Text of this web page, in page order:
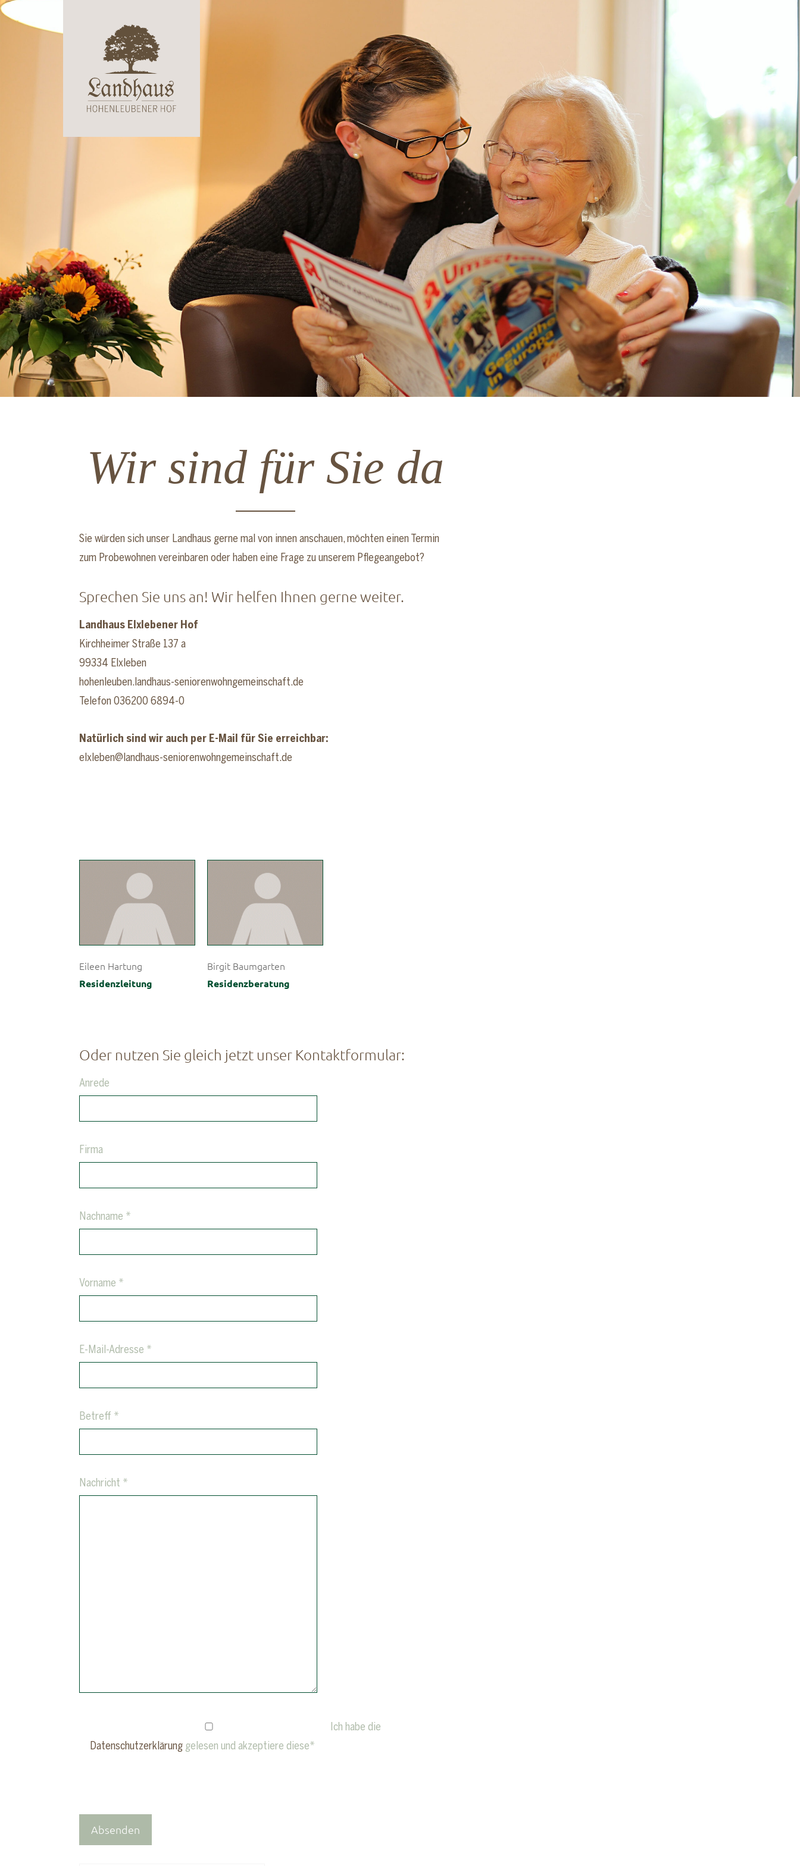
Wir sind für Sie da
Sie würden sich unser Landhaus gerne mal von innen anschauen, möchten einen Termin
zum Probewohnen vereinbaren oder haben eine Frage zu unserem Pflegeangebot?
Sprechen Sie uns an! Wir helfen Ihnen gerne weiter.
Landhaus Elxlebener Hof
Kirchheimer Straße 137 a
99334 Elxleben
hohenleuben.landhaus-seniorenwohngemeinschaft.de
Telefon 036200 6894-0
Natürlich sind wir auch per E-Mail für Sie erreichbar:
elxleben@landhaus-seniorenwohngemeinschaft.de
Eileen Hartung
Residenzleitung
Birgit Baumgarten
Residenzberatung
Oder nutzen Sie gleich jetzt unser Kontaktformular:
Anrede
Firma
Nachname *
Vorname *
E-Mail-Adresse *
Betreff *
Nachricht *
Ich habe die
Datenschutzerklärung gelesen und akzeptiere diese*